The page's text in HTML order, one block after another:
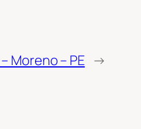
Moreno – PE →